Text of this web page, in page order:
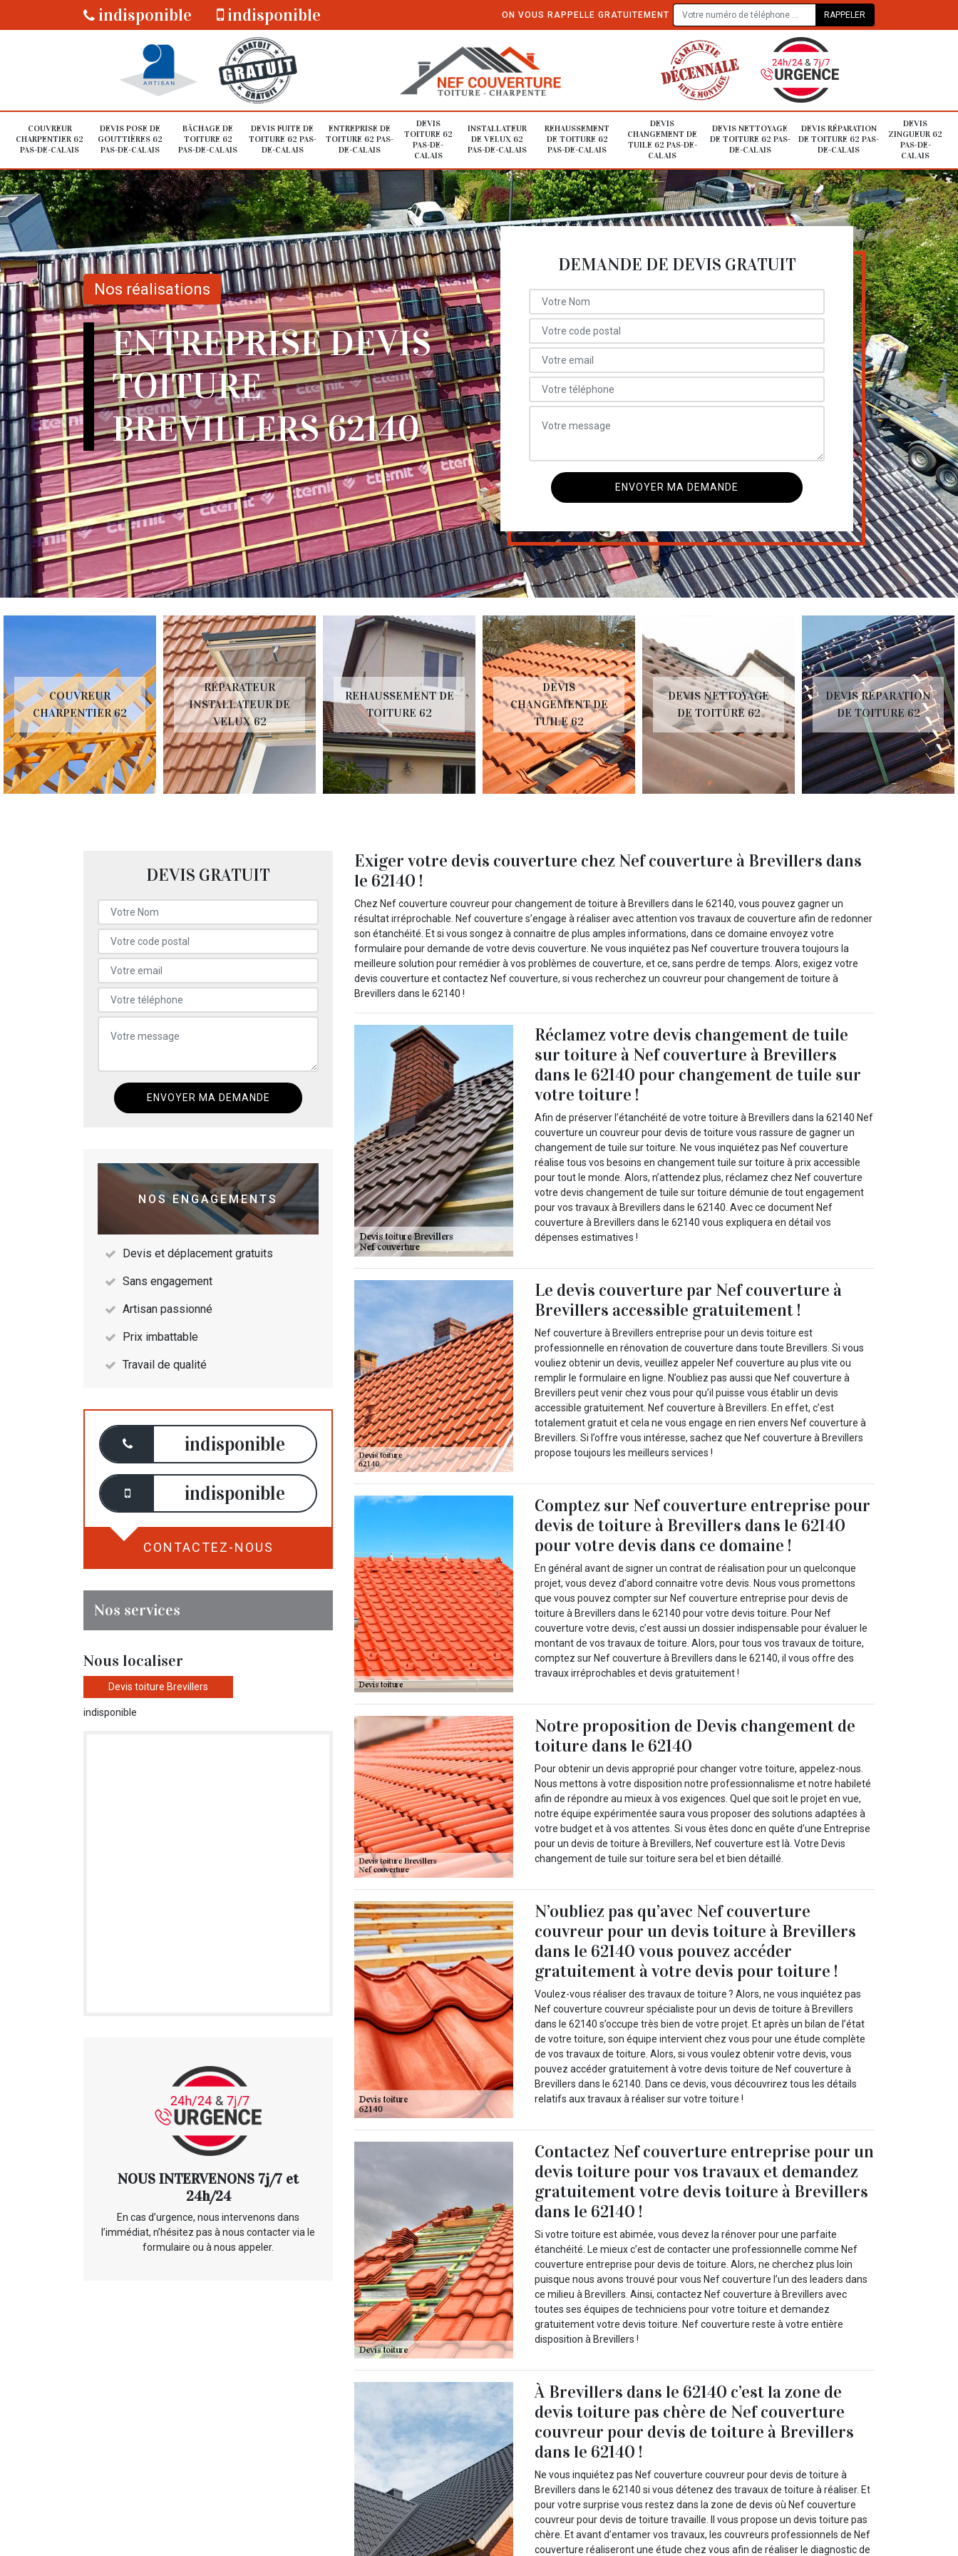
indisponible indisponible ON VOUS RAPPELLE GRATUITEMENT
COUVREUR
CHARPENTIER 62
PAS-DE-CALAIS
DEVIS POSE DE
GOUTTIÈRES 62
PAS-DE-CALAIS
BÂCHAGE DE
TOITURE 62
PAS-DE-CALAIS
DEVIS FUITE DE
TOITURE 62 PAS-
DE-CALAIS
ENTREPRISE DE
TOITURE 62 PAS-
DE-CALAIS
DEVIS
TOITURE 62
PAS-DE-
CALAIS
INSTALLATEUR
DE VELUX 62
PAS-DE-CALAIS
REHAUSSEMENT
DE TOITURE 62
PAS-DE-CALAIS
DEVIS
CHANGEMENT DE
TUILE 62 PAS-DE-
CALAIS
DEVIS NETTOYAGE
DE TOITURE 62 PAS-
DE-CALAIS
DEVIS RÉPARATION
DE TOITURE 62 PAS-
DE-CALAIS
DEVIS
ZINGUEUR 62
PAS-DE-
CALAIS
Nos réalisations
ENTREPRISE DEVIS
TOITURE
BREVILLERS 62140
DEMANDE DE DEVIS GRATUIT
COUVREUR
CHARPENTIER 62
RÉPARATEUR
INSTALLATEUR DE
VELUX 62
REHAUSSEMENT DE
TOITURE 62
DEVIS
CHANGEMENT DE
TUILE 62
DEVIS NETTOYAGE
DE TOITURE 62
DEVIS RÉPARATION
DE TOITURE 62
DEVIS GRATUIT
NOS ENGAGEMENTS
Devis et déplacement gratuits
Sans engagement
Artisan passionné
Prix imbattable
Travail de qualité
indisponible
indisponible
CONTACTEZ-NOUS
Nos services
Nous localiser
Devis toiture Brevillers
indisponible
NOUS INTERVENONS 7j/7 et
24h/24
En cas d’urgence, nous intervenons dans
l’immédiat, n’hésitez pas à nous contacter via le
formulaire ou à nous appeler.
Exiger votre devis couverture chez Nef couverture à Brevillers dans
le 62140 !
Chez Nef couverture couvreur pour changement de toiture à Brevillers dans le 62140, vous pouvez gagner un
résultat irréprochable. Nef couverture s’engage à réaliser avec attention vos travaux de couverture afin de redonner
son étanchéité. Et si vous songez à connaitre de plus amples informations, dans ce domaine envoyez votre
formulaire pour demande de votre devis couverture. Ne vous inquiétez pas Nef couverture trouvera toujours la
meilleure solution pour remédier à vos problèmes de couverture, et ce, sans perdre de temps. Alors, exigez votre
devis couverture et contactez Nef couverture, si vous recherchez un couvreur pour changement de toiture à
Brevillers dans le 62140 !
Réclamez votre devis changement de tuile
sur toiture à Nef couverture à Brevillers
dans le 62140 pour changement de tuile sur
votre toiture !
Afin de préserver l’étanchéité de votre toiture à Brevillers dans la 62140 Nef
couverture un couvreur pour devis de toiture vous rassure de gagner un
changement de tuile sur toiture. Ne vous inquiétez pas Nef couverture
réalise tous vos besoins en changement tuile sur toiture à prix accessible
pour tout le monde. Alors, n’attendez plus, réclamez chez Nef couverture
votre devis changement de tuile sur toiture démunie de tout engagement
pour vos travaux à Brevillers dans le 62140. Avec ce document Nef
couverture à Brevillers dans le 62140 vous expliquera en détail vos
dépenses estimatives !
Le devis couverture par Nef couverture à
Brevillers accessible gratuitement !
Nef couverture à Brevillers entreprise pour un devis toiture est
professionnelle en rénovation de couverture dans toute Brevillers. Si vous
vouliez obtenir un devis, veuillez appeler Nef couverture au plus vite ou
remplir le formulaire en ligne. N’oubliez pas aussi que Nef couverture à
Brevillers peut venir chez vous pour qu’il puisse vous établir un devis
accessible gratuitement. Nef couverture à Brevillers. En effet, c’est
totalement gratuit et cela ne vous engage en rien envers Nef couverture à
Brevillers. Si l’offre vous intéresse, sachez que Nef couverture à Brevillers
propose toujours les meilleurs services !
Comptez sur Nef couverture entreprise pour
devis de toiture à Brevillers dans le 62140
pour votre devis dans ce domaine !
En général avant de signer un contrat de réalisation pour un quelconque
projet, vous devez d’abord connaitre votre devis. Nous vous promettons
que vous pouvez compter sur Nef couverture entreprise pour devis de
toiture à Brevillers dans le 62140 pour votre devis toiture. Pour Nef
couverture votre devis, c’est aussi un dossier indispensable pour évaluer le
montant de vos travaux de toiture. Alors, pour tous vos travaux de toiture,
comptez sur Nef couverture à Brevillers dans le 62140, il vous offre des
travaux irréprochables et devis gratuitement !
Notre proposition de Devis changement de
toiture dans le 62140
Pour obtenir un devis approprié pour changer votre toiture, appelez-nous.
Nous mettons à votre disposition notre professionnalisme et notre habileté
afin de répondre au mieux à vos exigences. Quel que soit le projet en vue,
notre équipe expérimentée saura vous proposer des solutions adaptées à
votre budget et à vos attentes. Si vous êtes donc en quête d’une Entreprise
pour un devis de toiture à Brevillers, Nef couverture est là. Votre Devis
changement de tuile sur toiture sera bel et bien détaillé.
N’oubliez pas qu’avec Nef couverture
couvreur pour un devis toiture à Brevillers
dans le 62140 vous pouvez accéder
gratuitement à votre devis pour toiture !
Voulez-vous réaliser des travaux de toiture ? Alors, ne vous inquiétez pas
Nef couverture couvreur spécialiste pour un devis de toiture à Brevillers
dans le 62140 s’occupe très bien de votre projet. Et après un bilan de l’état
de votre toiture, son équipe intervient chez vous pour une étude complète
de vos travaux de toiture. Alors, si vous voulez obtenir votre devis, vous
pouvez accéder gratuitement à votre devis toiture de Nef couverture à
Brevillers dans le 62140. Dans ce devis, vous découvrirez tous les détails
relatifs aux travaux à réaliser sur votre toiture !
Contactez Nef couverture entreprise pour un
devis toiture pour vos travaux et demandez
gratuitement votre devis toiture à Brevillers
dans le 62140 !
Si votre toiture est abimée, vous devez la rénover pour une parfaite
étanchéité. Le mieux c’est de contacter une professionnelle comme Nef
couverture entreprise pour devis de toiture. Alors, ne cherchez plus loin
puisque nous avons trouvé pour vous Nef couverture l’un des leaders dans
ce milieu à Brevillers. Ainsi, contactez Nef couverture à Brevillers avec
toutes ses équipes de techniciens pour votre toiture et demandez
gratuitement votre devis toiture. Nef couverture reste à votre entière
disposition à Brevillers !
À Brevillers dans le 62140 c’est la zone de
devis toiture pas chère de Nef couverture
couvreur pour devis de toiture à Brevillers
dans le 62140 !
Ne vous inquiétez pas Nef couverture couvreur pour devis de toiture à
Brevillers dans le 62140 si vous détenez des travaux de toiture à réaliser. Et
pour votre surprise vous restez dans la zone de devis où Nef couverture
couvreur pour devis de toiture travaille. Il vous propose un devis toiture pas
chère. Et avant d’entamer vos travaux, les couvreurs professionnels de Nef
couverture réaliseront une étude chez vous afin de réaliser le diagnostic de